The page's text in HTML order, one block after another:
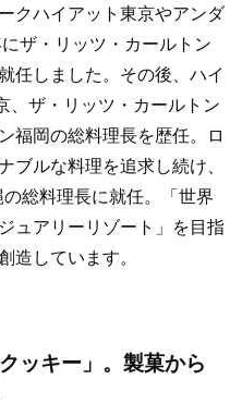
クハイアット東京やアンダ
ザ・リッツ・カールトン
任しました。その後、ハイ
、ザ・リッツ・カールトン
福岡の総料理長を歴任。ロ
ブルな料理を追求し続け、
総料理長に就任。「世界
ュアリーリゾート」を目指
造しています。
ッキー」。製菓から